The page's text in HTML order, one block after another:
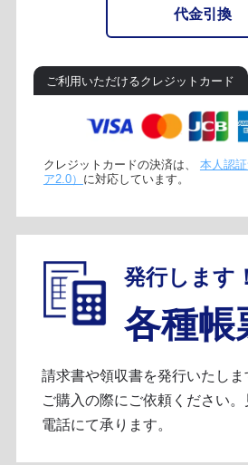
代金引換
ご利用いただけるクレジットカード
クレジットカードの決済は、 本人認
ア2.0） に対応しています。
発行します！
各種帳
請求書や領収書を発行いたしま
ご購入の際にご依頼ください
電話にて承ります。